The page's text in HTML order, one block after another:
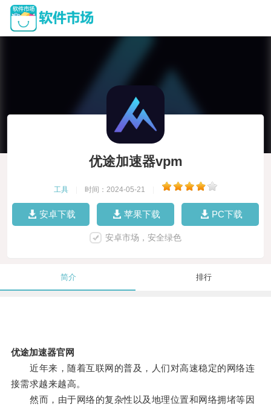
优途加速器vpm
工具 时间：2024-05-21
安卓下载 苹果下载 PC下载
安卓市场，安全绿色
简介 排行
优途加速器官网
近年来，随着互联网的普及，人们对高速稳定的网络连
接需求越来越高。
然而，由于网络的复杂性以及地理位置和网络拥堵等因